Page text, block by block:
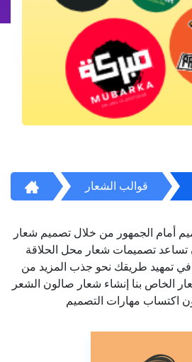
قوالب الشعار
أمام الجمهور من خلال تصميم شعار
تساعد تصميمات شعار محل الحلاقة
تمهيد طريقك نحو جذب المزيد من
الخاص بنا إنشاء شعار صالون الشعر